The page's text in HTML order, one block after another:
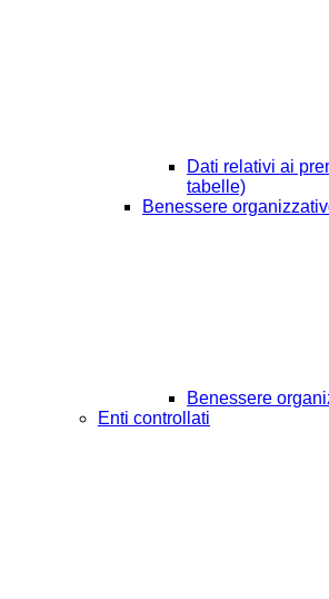
Dati relativi ai
tabelle)
Benessere
Benessere
Enti controllati